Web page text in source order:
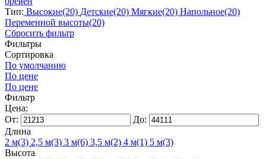
Тип: Высокие(20) Детские(20) Мягкие(20) Напольное(20)
Переменной высоты(20)
Сбросить фильтр
Фильтры
Сортировка
По умолчанию
По цене
По цене
Фильтр
Цена:
От:
До:
Длина
2 м(3) 2,5 м(3) 3 м(6) 3,5 м(2) 4 м(1) 5 м(3)
Высота